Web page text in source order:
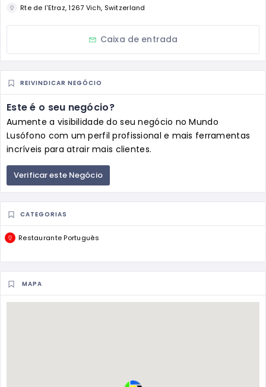
Rte de l'Etraz, 1267 Vich, Switzerland
Caixa de entrada
REIVINDICAR NEGÓCIO
Este é o seu negócio?
Aumente a visibilidade do seu negócio no Mundo
Lusófono com um perfil profissional e mais ferramentas
incríveis para atrair mais clientes.
Verificar este Negócio
CATEGORIAS
Restaurante Português
MAPA